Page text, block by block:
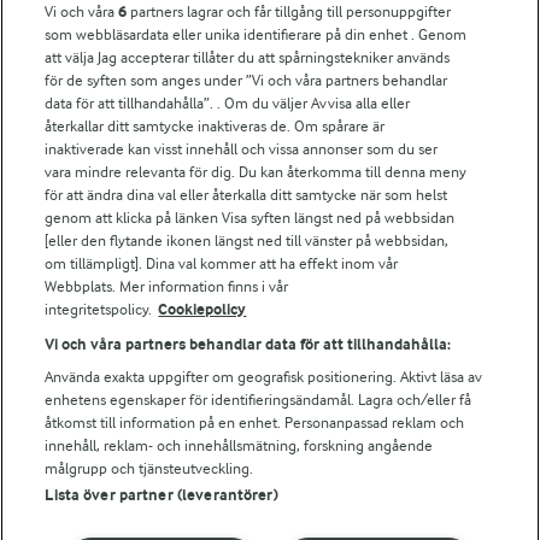
Fler Arlasajter
För ägare
Arlas kundportal
Arla.com
Falbygdens Ost
Arla webbshop
Bildbank
Följ oss
Vi och våra6 partners lagrar och får tillgång till personuppgifter
som webbläsardata eller unika identifierare på din enhet . Genom
att välja Jag accepterar tillåter du att spårningstekniker används
för de syften som anges under ”Vi och våra partners behandlar
data för att tillhandahålla”. . Om du väljer Avvisa alla eller
återkallar ditt samtycke inaktiveras de. Om spårare är
inaktiverade kan visst innehåll och vissa annonser som du ser
vara mindre relevanta för dig. Du kan återkomma till denna meny
för att ändra dina val eller återkalla ditt samtycke när som helst
genom att klicka på länken Visa syften längst ned på webbsidan
[eller den flytande ikonen längst ned till vänster på webbsidan,
om tillämpligt]. Dina val kommer att ha effekt inom vår
Webbplats. Mer information finns i vår
integritetspolicy. Cookiepolicy
Vi och våra partners behandlar data för att tillhandahålla:
Använda exakta uppgifter om geografisk positionering. Aktivt läsa av
enhetens egenskaper för identifieringsändamål. Lagra och/eller få
åtkomst till information på en enhet. Personanpassad reklam och
innehåll, reklam- och innehållsmätning, forskning angående
målgrupp och tjänsteutveckling.
Lista över partner (leverantörer)